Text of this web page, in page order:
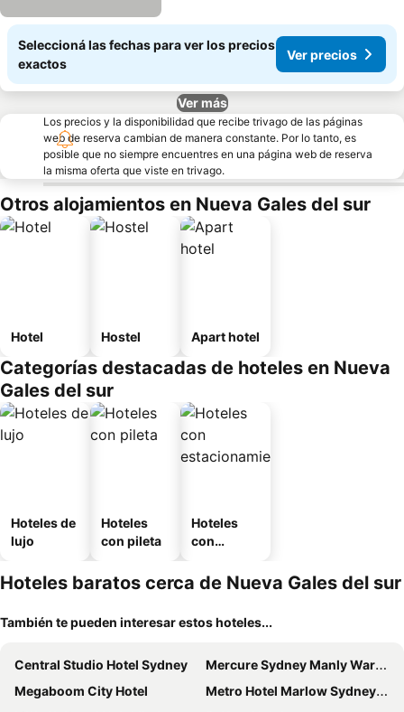
Seleccioná las fechas para ver los precios
exactos
Ver precios
Ver más
Los precios y la disponibilidad que recibe trivago de las páginas
web de reserva cambian de manera constante. Por lo tanto, es
posible que no siempre encuentres en una página web de reserva
la misma oferta que viste en trivago.
Otros alojamientos en Nueva Gales del sur
Hotel Hostel Apart hotel
Categorías destacadas de hoteles en Nueva
Gales del sur
Hoteles de
lujo
Hoteles
con pileta
Hoteles
con
miento
Hoteles baratos cerca de Nueva Gales del sur
También te pueden interesar estos hoteles...
Central Studio Hotel Sydney
Mercure Sydney Manly Warringah
Megaboom City Hotel
Metro Hotel Marlow Sydney Central